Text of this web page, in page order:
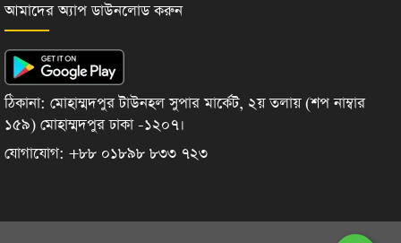
আমাদের অ্যাপ ডাউনলোড করুন
ঠিকানা: মোহাম্মদপুর টাউনহল সুপার মার্কেট, ২য় তলায় (শপ নাম্বার
১৫৯) মোহাম্মদপুর ঢাকা -১২০৭।
যোগাযোগ: +৮৮ ০১৮৯৮ ৮৩৩ ৭২৩